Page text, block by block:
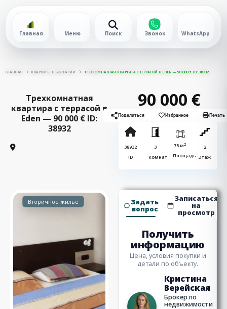
Главная Меню Поиск Звонок WhatsApp
ГЛАВНАЯ КВАРТИРЫ В БОЛГАРИИ ТРЕХКОМНАТНАЯ КВАРТИРА С ТЕРРАСОЙ В EDEN — 90 000 € ID: 38932
Трехкомнатная
квартира с террасой в
Eden — 90 000 € ID:
38932
90 000 €
Поделиться Избранное Печать
38932
ID
3
Комнат
75 м2
Площадь
2
Этаж
Вторичное жилье Задать
вопрос
Записаться
на
просмотр
Получить
информацию
Цена, условия покупки и
детали по объекту.
Кристина
Верейская
Брокер по
недвижимости